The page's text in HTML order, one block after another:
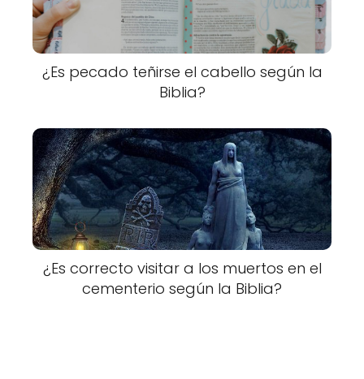
¿Es pecado teñirse el cabello según la
Biblia?
¿Es correcto visitar a los muertos en el
cementerio según la Biblia?